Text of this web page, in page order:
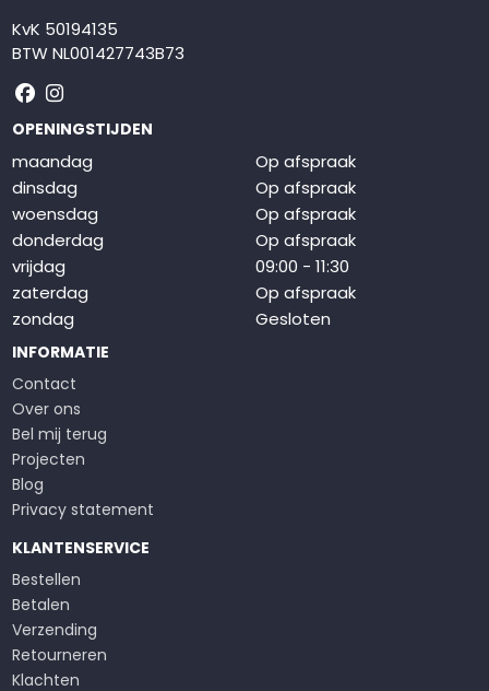
KvK 50194135
BTW NL001427743B73
Volg ons op Facebook
Volg ons op Instagram
OPENINGSTIJDEN
maandag
Op afspraak
dinsdag
Op afspraak
woensdag
Op afspraak
donderdag
Op afspraak
vrijdag
09:00 - 11:30
zaterdag
Op afspraak
zondag
Gesloten
INFORMATIE
Contact
Over ons
Bel mij terug
Projecten
Blog
Privacy statement
KLANTENSERVICE
Bestellen
Betalen
Verzending
Retourneren
Klachten